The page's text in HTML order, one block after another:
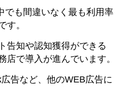
でも間違いなく最も利用率
す。
告知や認知獲得ができる
店で導入が進んでいます。
告など、他のWEB広告に